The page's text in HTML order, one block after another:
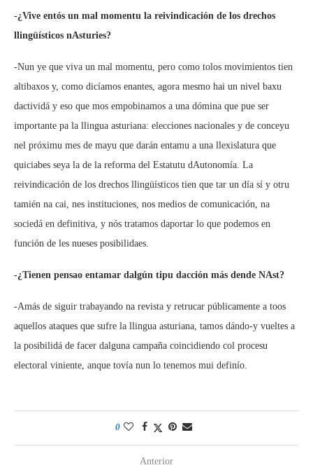
-¿Vive entós un mal momentu la reivindicación de los drechos
llingüísticos nAsturies?
-Nun ye que viva un mal momentu, pero como tolos movimientos tien
altibaxos y, como dicíamos enantes, agora mesmo hai un nivel baxu
dactividá y eso que mos empobinamos a una dómina que pue ser
importante pa la llingua asturiana: elecciones nacionales y de conceyu
nel próximu mes de mayu que darán entamu a una llexislatura que
quiciabes seya la de la reforma del Estatutu dAutonomía. La
reivindicación de los drechos llingüísticos tien que tar un día sí y otru
tamién na cai, nes instituciones, nos medios de comunicación, na
sociedá en definitiva, y nós tratamos daportar lo que podemos en
función de les nueses posibilidaes.
-¿Tienen pensao entamar dalgún tipu dacción más dende NAst?
-Amás de siguir trabayando na revista y retrucar públicamente a toos
aquellos ataques que sufre la llingua asturiana, tamos dándo-y vueltes a
la posibilidá de facer dalguna campaña coincidiendo col procesu
electoral viniente, anque tovía nun lo tenemos mui definío.
0
Anterior